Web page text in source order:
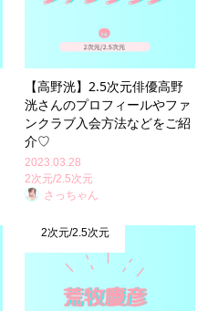
【高野洸】2.5次元俳優高野
洸さんのプロフィールやファ
ンクラブ入会方法などをご紹
介♡
2023.03.28
2次元/2.5次元
さっちゃん
2次元/2.5次元